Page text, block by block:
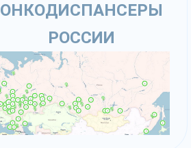
ОНКОДИСПАНСЕРЫ
РОССИИ